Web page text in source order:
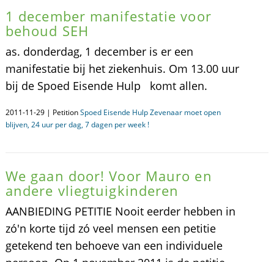
1 december manifestatie voor
behoud SEH
as. donderdag, 1 december is er een
manifestatie bij het ziekenhuis. Om 13.00 uur
bij de Spoed Eisende Hulp komt allen.
2011-11-29 | PetitionSpoed Eisende Hulp Zevenaar moet open
blijven, 24 uur per dag, 7 dagen per week !
We gaan door! Voor Mauro en
andere vliegtuigkinderen
AANBIEDING PETITIE Nooit eerder hebben in
zó'n korte tijd zó veel mensen een petitie
getekend ten behoeve van een individuele